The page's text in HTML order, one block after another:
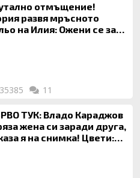
отмъщение!
развя мръсното
на Илия: Ожени се за
35385 11
ТУК: Владо Караджов
жена си заради друга,
я на снимка! Цвети: